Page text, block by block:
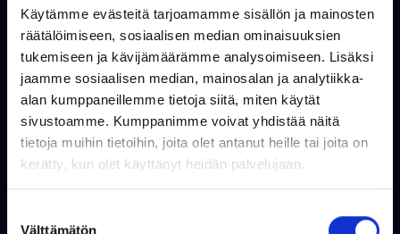
Käytämme evästeitä tarjoamamme sisällön ja mainosten
räätälöimiseen, sosiaalisen median ominaisuuksien
tukemiseen ja kävijämäärämme analysoimiseen. Lisäksi
jaamme sosiaalisen median, mainosalan ja analytiikka-
alan kumppaneillemme tietoja siitä, miten käytät
sivustoamme. Kumppanimme voivat yhdistää näitä
tietoja muihin tietoihin, joita olet antanut heille tai joita on
kerätty, kun olet käyttänyt heidän palvelujaan.
Välttämätön
Tilaa uutiskirjeemme
Tilaamalla uutiskirjeen saat parhaat tarjoukset